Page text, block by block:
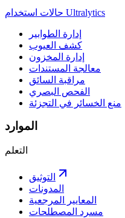
حالات استخدام Ultralytics
إدارة الطوابير
كشف العيوب
إدارة المخزون
معالجة المستندات
مراقبة السائق
الفحص البصري
منع الخسائر في التجزئة
الموارد
التعلم
التوثيق
المدونات
المعايير المرجعية
مسرد المصطلحات